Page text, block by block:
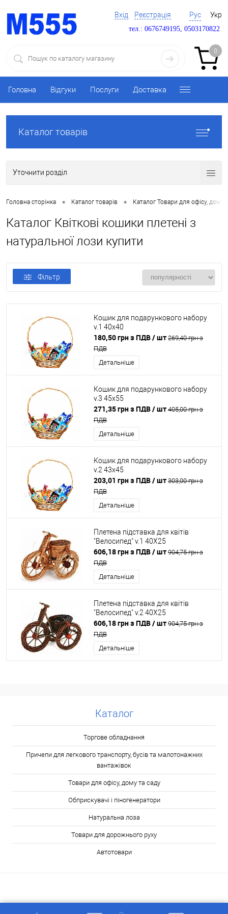
Вхід Реєстрація Рус Укр
тел.: 0676749195, 0503170822
0
Головна Відгуки Послуги Доставка
Каталог товарів
Уточнити розділ
Головна сторінка • Каталог товарів • Каталог Товари для офісу, дому
Каталог Квіткові кошики плетені з
натуральної лози купити
Фільтр
Кошик для подарункового набору
v.1 40x40
180,50 грн з ПДВ/ шт 269,40 грн з
ПДВ
Детальніше
Кошик для подарункового набору
v.3 45x55
271,35 грн з ПДВ/ шт 405,00 грн з
ПДВ
Детальніше
Кошик для подарункового набору
v.2 43x45
203,01 грн з ПДВ/ шт 303,00 грн з
ПДВ
Детальніше
Плетена підставка для квітів
"Велосипед" v.1 40X25
606,18 грн з ПДВ/ шт 904,75 грн з
ПДВ
Детальніше
Плетена підставка для квітів
"Велосипед" v.2 40X25
606,18 грн з ПДВ/ шт 904,75 грн з
ПДВ
Детальніше
Каталог
Торгове обладнання
Причепи для легкового транспорту, бусів та малотонажних
вантажівок
Товари для офісу, дому та саду
Обприскувачі і піногенератори
Натуральна лоза
Товари для дорожнього руху
Автотовари